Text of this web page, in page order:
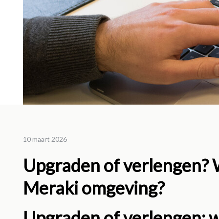
10 maart 2026
Upgraden of verlengen?
Meraki omgeving?